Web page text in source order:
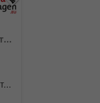
5,7L V8 1500 LIMITED CREW CAB NIGHT RED EDITION | eTORQUE | 22"!
DIAMOND BLACK METALLIC